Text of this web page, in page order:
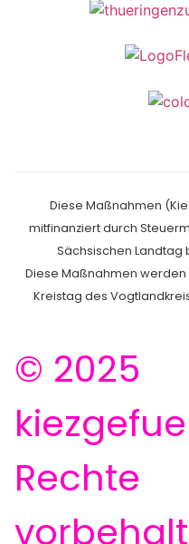
Diese Maßnahmen
mitfinanziert durch
Sächsischen Landtag
Diese Maßnahmen
Kreistag des
© 2025
Rechte